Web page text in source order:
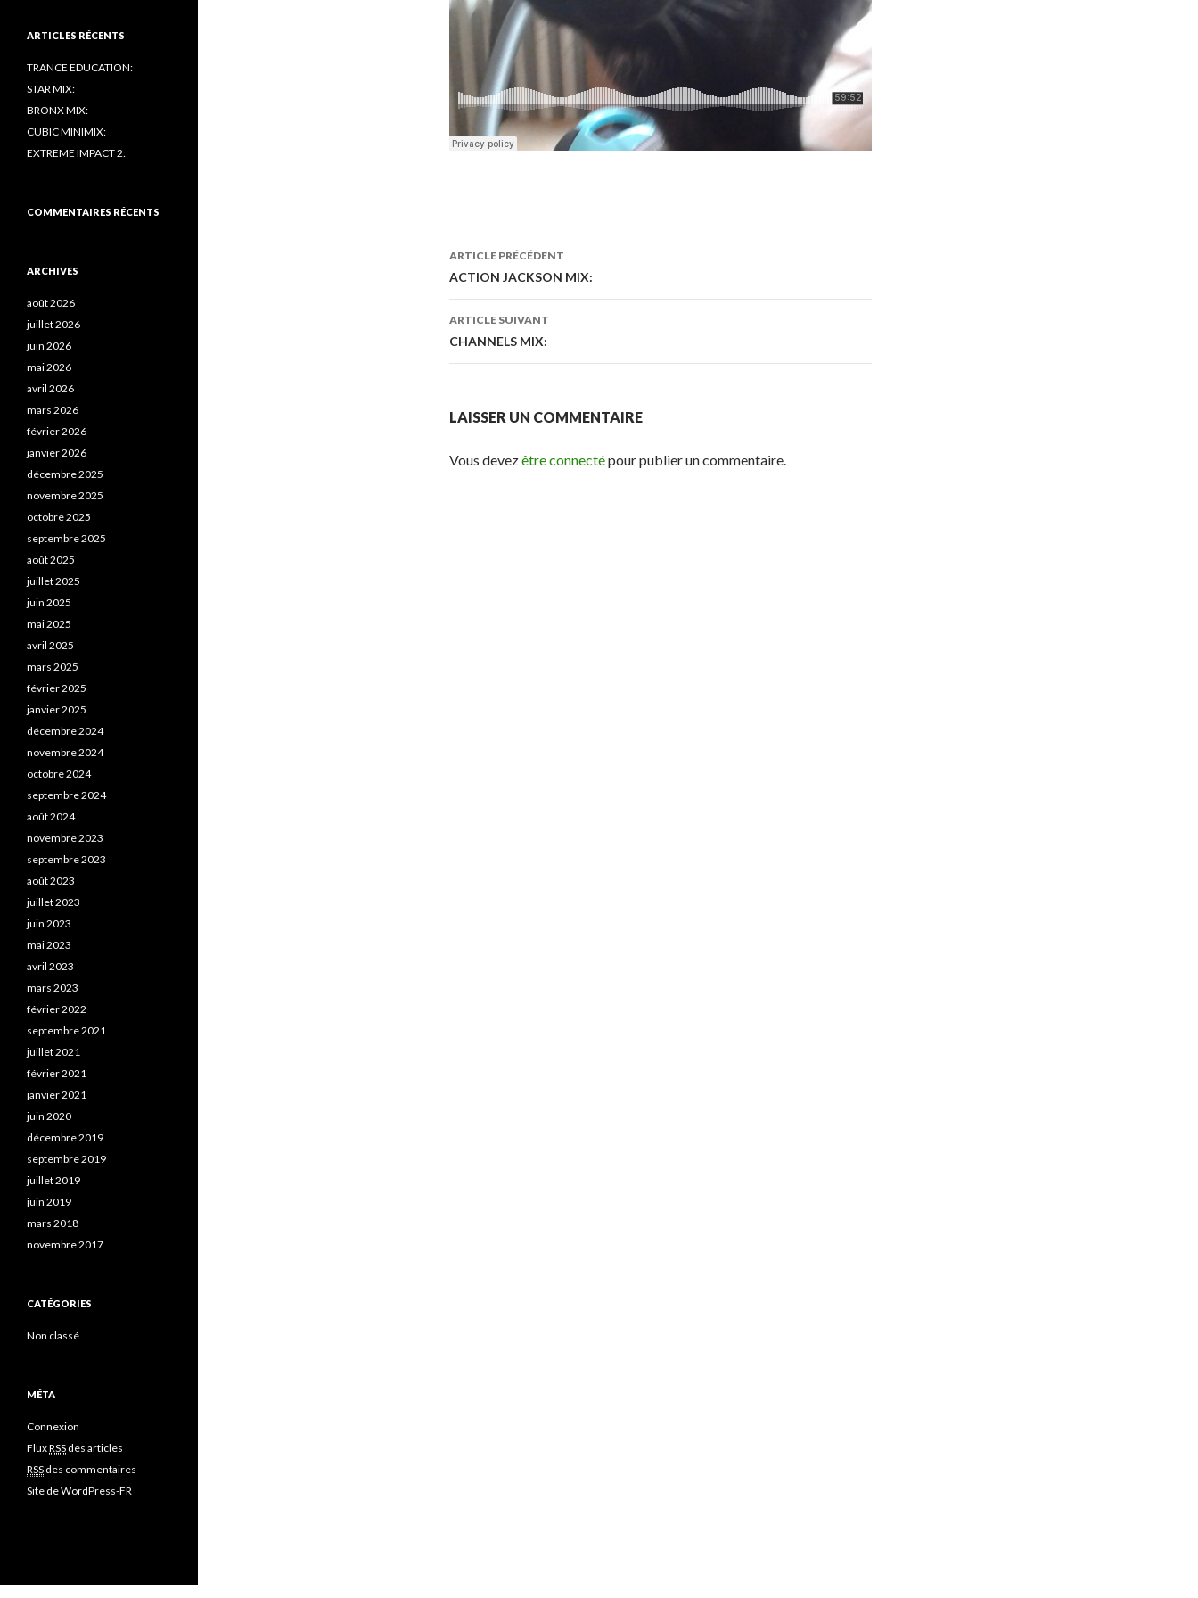
Navigation
des
articles
ARTICLE PRÉCÉDENT
ACTION JACKSON MIX:
ARTICLE SUIVANT
CHANNELS MIX:
LAISSER UN COMMENTAIRE
Vous devezêtre connectépour publier un commentaire.
ARTICLES RÉCENTS
TRANCE EDUCATION:
STAR MIX:
BRONX MIX:
CUBIC MINIMIX:
EXTREME IMPACT 2:
COMMENTAIRES RÉCENTS
ARCHIVES
août 2026
juillet 2026
juin 2026
mai 2026
avril 2026
mars 2026
février 2026
janvier 2026
décembre 2025
novembre 2025
octobre 2025
septembre 2025
août 2025
juillet 2025
juin 2025
mai 2025
avril 2025
mars 2025
février 2025
janvier 2025
décembre 2024
novembre 2024
octobre 2024
septembre 2024
août 2024
novembre 2023
septembre 2023
août 2023
juillet 2023
juin 2023
mai 2023
avril 2023
mars 2023
février 2022
septembre 2021
juillet 2021
février 2021
janvier 2021
juin 2020
décembre 2019
septembre 2019
juillet 2019
juin 2019
mars 2018
novembre 2017
CATÉGORIES
Non classé
MÉTA
Connexion
FluxRSS des articles
RSS des commentaires
Site de WordPress-FR